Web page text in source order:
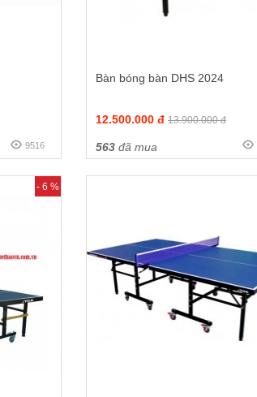
9516
Bàn bóng bàn DHS 2024
12.500.000 đ 13.900.000 đ
563đã mua
- 6 %